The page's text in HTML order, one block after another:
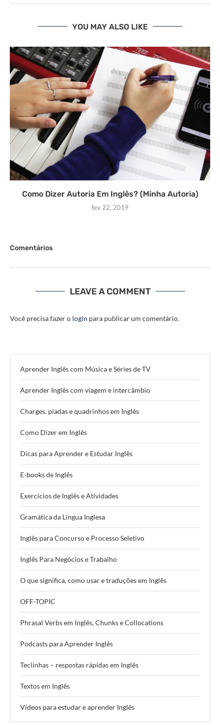
YOU MAY ALSO LIKE
Como Dizer Autoria Em Inglês? (Minha Autoria)
fev 22, 2019
Comentários
LEAVE A COMMENT
Você precisa fazer o login para publicar um comentário.
Aprender Inglês com Música e Séries de TV
Aprender Inglês com viagem e intercâmbio
Charges, piadas e quadrinhos em Inglês
Como Dizer em Inglês
Dicas para Aprender e Estudar Inglês
E-books de Inglês
Exercícios de Inglês e Atividades
Gramática da Língua Inglesa
Inglês para Concurso e Processo Seletivo
Inglês Para Negócios e Trabalho
O que significa, como usar e traduções em Inglês
OFF-TOPIC
Phrasal Verbs em Inglês, Chunks e Collocations
Podcasts para Aprender Inglês
Teclinhas – respostas rápidas em Inglês
Textos em Inglês
Vídeos para estudar e aprender Inglês